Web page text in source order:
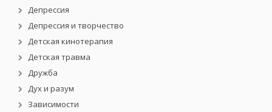
Депрессия
Депрессия и творчество
Детская кинотерапия
Детская травма
Дружба
Дух и разум
Зависимости